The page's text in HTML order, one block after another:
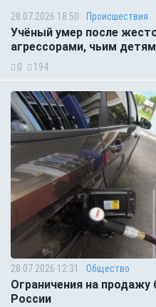
28.07.2026 18:50 Происшествия
Учёный умер после
агрессорами, чьим
0 194
28.07.2026 12:31 Общество
Ограничения на продажу
России